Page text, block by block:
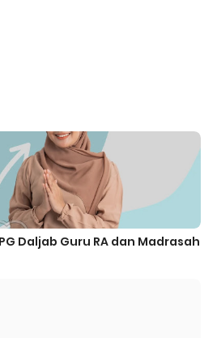
Daljab Guru RA dan Madrasah